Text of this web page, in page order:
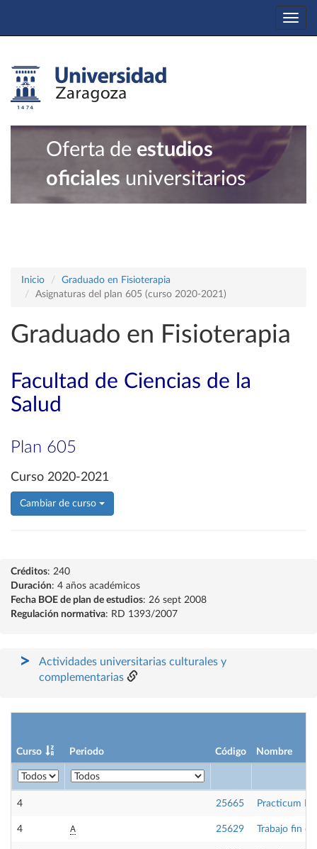
Oferta de estudios
oficiales universitarios
Inicio
Graduado en Fisioterapia
Asignaturas del plan 605 (curso 2020-2021)
Graduado en Fisioterapia
Facultad de Ciencias de la
Salud
Plan 605
Curso 2020-2021
Cambiar de curso
Créditos: 240
Duración: 4 años académicos
Fecha BOE de plan de estudios: 26 sept 2008
Regulación normativa: RD 1393/2007
Actividades universitarias culturales y
complementarias
Curso Periodo Código Nombre
4 25665 Practicum II
4 A 25629 Trabajo fin